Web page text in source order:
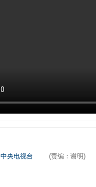
中央电视台 (责编：谢明)